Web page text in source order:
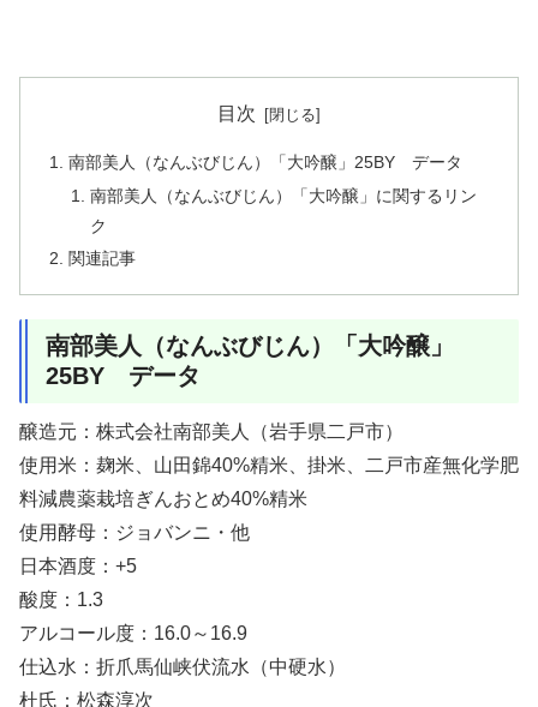
目次
南部美人（なんぶびじん）「大吟醸」25BY データ
南部美人（なんぶびじん）「大吟醸」に関するリン
ク
関連記事
南部美人（なんぶびじん）「大吟醸」
25BY データ
醸造元：株式会社南部美人（岩手県二戸市）
使用米：麹米、山田錦40%精米、掛米、二戸市産無化学肥
料減農薬栽培ぎんおとめ40%精米
使用酵母：ジョバンニ・他
日本酒度：+5
酸度：1.3
アルコール度：16.0～16.9
仕込水：折爪馬仙峡伏流水（中硬水）
杜氏：松森淳次